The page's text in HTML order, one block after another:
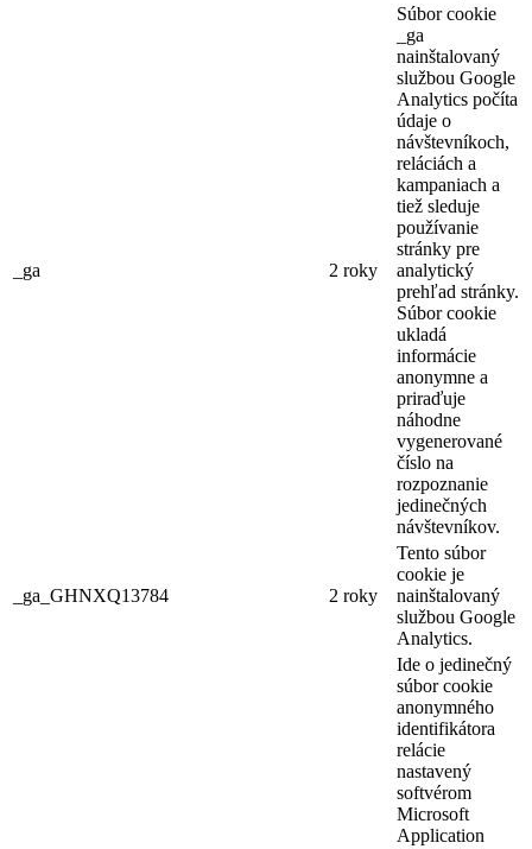
_ga 2 roky
Súbor cookie
_ga
nainštalovaný
službou Google
Analytics počíta
údaje o
návštevníkoch,
reláciách a
kampaniach a
tiež sleduje
používanie
stránky pre
analytický
prehľad stránky.
Súbor cookie
ukladá
informácie
anonymne a
priraďuje
náhodne
vygenerované
číslo na
rozpoznanie
jedinečných
návštevníkov.
_ga_GHNXQ13784 2 roky
Tento súbor
cookie je
nainštalovaný
službou Google
Analytics.
Ide o jedinečný
súbor cookie
anonymného
identifikátora
relácie
nastavený
softvérom
Microsoft
Application